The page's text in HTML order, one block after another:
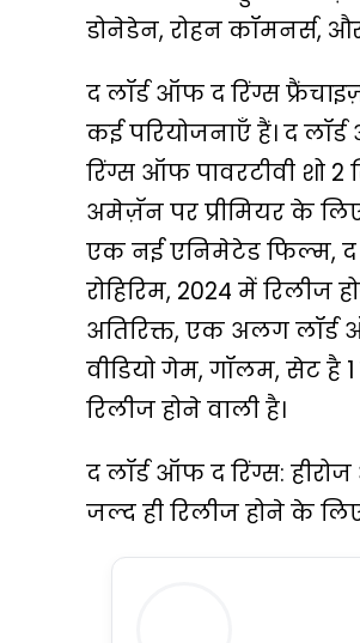
डोनेडेन, रोहन कॉमनर्स,
द लॉर्ड ऑफ द रिंग्स
कई परियोजनाएँ हैं। द
रिंग्स ऑफ पावरटीवी शो 2
अमेज़ॅन पर प्रीमियर के
एक नई एनिमेटेड फिल्म,
रोहिरिम, 2024 में रिलीज
अतिरिक्त, एक अलग लॉर्ड
वीडियो गेम, गॉलम, सेट है
रिलीज होने वाली है।
द लॉर्ड ऑफ द रिंग्स:
जल्द ही रिलीज होने के